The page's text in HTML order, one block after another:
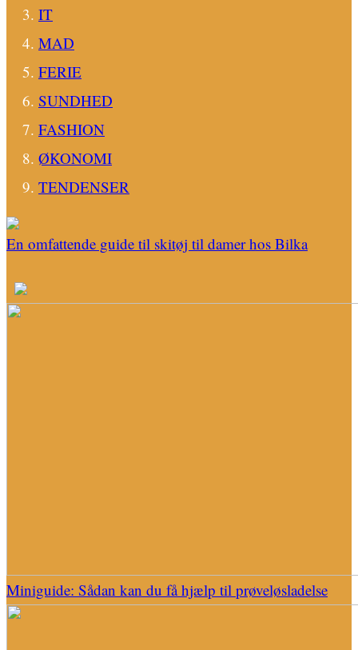
IT
MAD
FERIE
SUNDHED
FASHION
ØKONOMI
TENDENSER
En omfattende guide til skitøj til damer hos Bilka
Miniguide: Sådan kan du få hjælp til prøveløsladelse